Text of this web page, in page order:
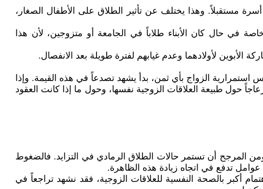
مستقبلاً. وهذا يختلف عن تأثير الطلاق على الأطفال الصغار،
في حال كان الأبناء طلاباً في الجامعة أو متزوجين، لأن هذا
الأبوين لأولادهما وعدم غيابهم لفترة طويلة بعد الانفصال.
الزواج بأي ثمن، بدأ يشهد تصدعاً في هذه القيمة. وإذا
حول طبيعة العلاقات الزوجية نفسها، وحول ما إذا كانت العقود
ومن المرجح أن تستمر حالات الطلاق الرمادي في التزايد. فالضغوط
عوامل تدفع في اتجاه زيادة هذه الظاهرة.
أكبر بالصحة النفسية للعلاقات الزوجية، فقد نشهد تراجعاً في